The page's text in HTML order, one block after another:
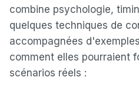
combine psychologie,
quelques techniques de
accompagnées
comment elles pourraient
scénarios réels :